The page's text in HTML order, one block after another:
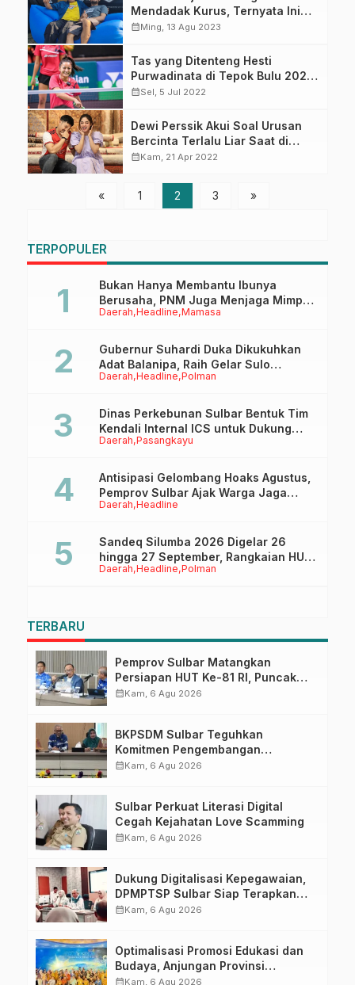
Mendadak Kurus, Ternyata Ini
Penyebabnya
calendar_monthMing, 13 Agu 2023
Tas yang Ditenteng Hesti
Purwadinata di Tepok Bulu 2022
Bikin Salfok
calendar_monthSel, 5 Jul 2022
Dewi Perssik Akui Soal Urusan
Bercinta Terlalu Liar Saat di
Ranjang, Biar Aku yang Goyang
calendar_monthKam, 21 Apr 2022
« 1 2 3 »
TERPOPULER
Daerah Headline Mamasa
Bukan Hanya Membantu Ibunya
Berusaha, PNM Juga Menjaga Mimpi
Anaknya Untuk Menggapai Cita-Cita
Daerah Headline Polman
Gubernur Suhardi Duka Dikukuhkan
Adat Balanipa, Raih Gelar Sulo
Tappidena
Daerah Pasangkayu
Dinas Perkebunan Sulbar Bentuk Tim
Kendali Internal ICS untuk Dukung
Sertifikasi ISPO Pekebun di
Daerah Headline
Antisipasi Gelombang Hoaks Agustus,
Pemprov Sulbar Ajak Warga Jaga
Ruang Digital
Daerah Headline Polman
Sandeq Silumba 2026 Digelar 26
hingga 27 September, Rangkaian HUT
Sulbar
TERBARU
Pemprov Sulbar Matangkan
Persiapan HUT Ke-81 RI, Puncak
Upacara di Lapangan Ahmad
calendar_monthKam, 6 Agu 2026
BKPSDM Sulbar Teguhkan
Komitmen Pengembangan
Kompetensi ASN melalui
calendar_monthKam, 6 Agu 2026
Sulbar Perkuat Literasi Digital
Cegah Kejahatan Love Scamming
calendar_monthKam, 6 Agu 2026
Dukung Digitalisasi Kepegawaian,
DPMPTSP Sulbar Siap Terapkan
Aplikasi FLEKSI ASN
calendar_monthKam, 6 Agu 2026
Optimalisasi Promosi Edukasi dan
Budaya, Anjungan Provinsi
Sulawesi Barat Perkuat Kolaborasi
calendar_monthKam, 6 Agu 2026